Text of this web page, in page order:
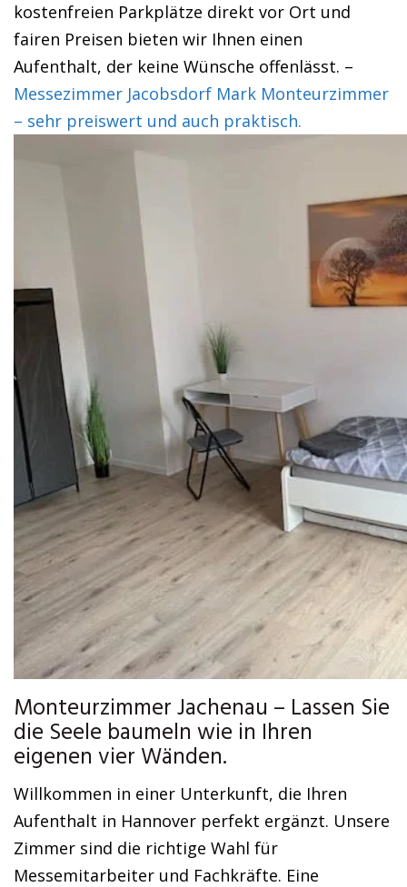
kostenfreien Parkplätze direkt vor Ort und
fairen Preisen bieten wir Ihnen einen
Aufenthalt, der keine Wünsche offenlässt. –
Messezimmer Jacobsdorf Mark Monteurzimmer
– sehr preiswert und auch praktisch.
Monteurzimmer Jachenau – Lassen Sie
die Seele baumeln wie in Ihren
eigenen vier Wänden.
Willkommen in einer Unterkunft, die Ihren
Aufenthalt in Hannover perfekt ergänzt. Unsere
Zimmer sind die richtige Wahl für
Messemitarbeiter und Fachkräfte. Eine